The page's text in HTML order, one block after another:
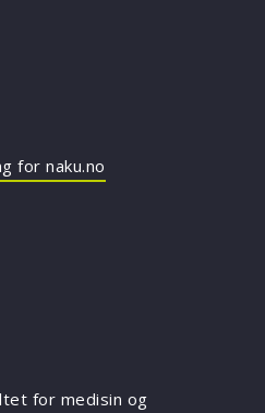
for naku.no
for medisin og